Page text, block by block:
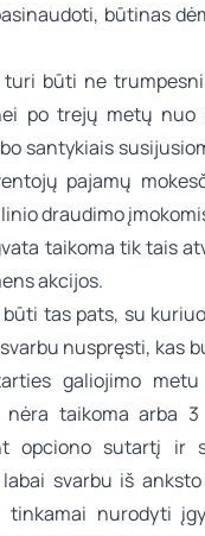
būtinas
būti ne
po trejų metų nuo
santykiais
pajamų
draudimo
taikoma tik tais
akcijos.
tas pats, su
nuspręsti, kas
galiojimo metu
nėra taikoma arba
opciono sutartį ir
svarbu iš
nurodyti